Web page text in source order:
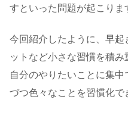
すといった問題が起こりま
今回紹介したように、早
ットなど小さな習慣を積み
自分のやりたいことに集
づつ色々なことを習慣化で